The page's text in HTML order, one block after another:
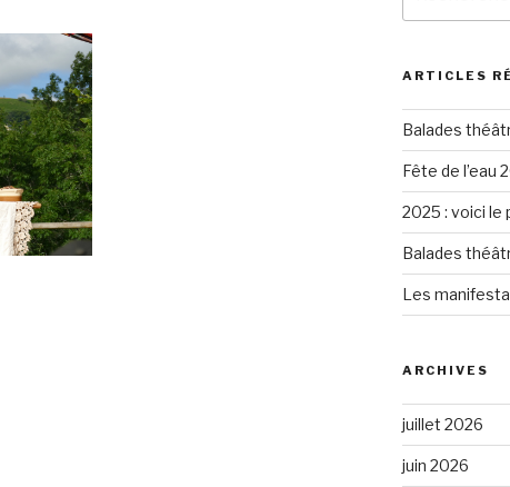
:
ARTICLES
Balades
Fête de l’eau
2025 : voici le
Balades
Les
ARCHIVES
juillet 2026
juin 2026